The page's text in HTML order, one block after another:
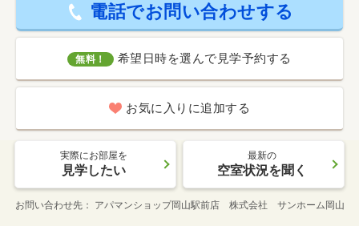
電話でお問い合わせする
無料！ 希望日時を選んで見学予約する
お気に入りに追加する
実際にお部屋を
見学したい
最新の
空室状況を聞く
お問い合わせ先 アパマンショップ岡山駅前店 株式会社 サンホーム岡山